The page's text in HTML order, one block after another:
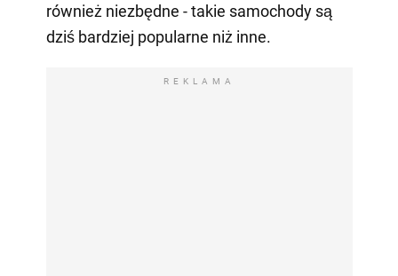
również niezbędne - takie samochody są
dziś bardziej popularne niż inne.
REKLAMA